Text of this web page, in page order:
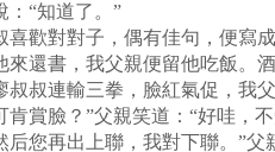
：“知道了。”
對對子，偶有佳句，便寫成
來還書，我父親便留他吃飯。
叔叔連輸三拳，臉紅氣促，我
肯賞臉？”父親笑道：“好哇，
后您再出上聯，我對下聯。”